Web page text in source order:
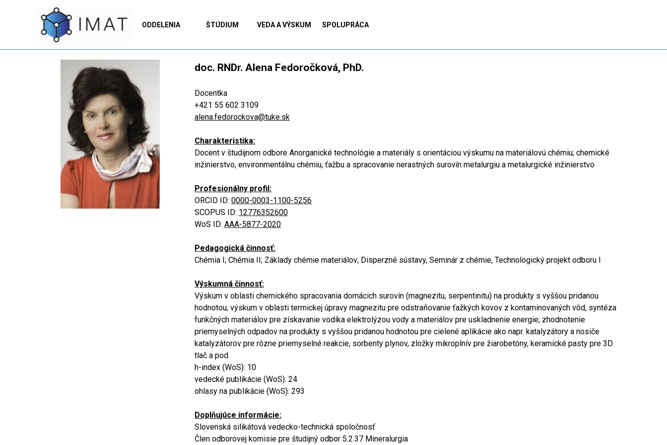
Preskočiť menu
IMAT ▼
ODDELENIA ŠTÚDIUM ▼
VEDA A VÝSKUM ▼
SPOLUPRÁCA
SK |EN
doc. RNDr. Alena Fedoročková, PhD.
Docentka
+421 55 602 3109
alena.fedorockova@tuke.sk
Charakteristika:
Docent v študijnom odbore Anorganické technológie a materiály s orientáciou výskumu na materiálovú chémiu; chemické
inžinierstvo, environmentálnu chémiu, ťažbu a spracovanie nerastných surovín metalurgiu a metalurgické inžinierstvo
Profesionálny profil:
ORCID ID: 0000-0003-1100-5256
SCOPUS ID: 12776352600
WoS ID: AAA-5877-2020
Pedagogická činnosť:
Chémia I; Chémia II; Základy chémie materiálov; Disperzné sústavy, Seminár z chémie, Technologický projekt odboru I
Výskumná činnosť:
Výskum v oblasti chemického spracovania domácich surovín (magnezitu, serpentinitu) na produkty s vyššou pridanou
hodnotou; výskum v oblasti termickej úpravy magnezitu pre odstraňovanie ťažkých kovov z kontaminovaných vôd, syntéza
funkčných materiálov pre získavanie vodíka elektrolýzou vody a materiálov pre uskladnenie energie; zhodnotenie
priemyselných odpadov na produkty s vyššou pridanou hodnotou pre cielené aplikácie ako napr. katalyzátory a nosiče
katalyzátorov pre rôzne priemyselné reakcie, sorbenty plynov, zložky mikroplnív pre žiarobetóny, keramické pasty pre 3D
tlač a pod.
h-index (WoS): 10
vedecké publikácie (WoS): 24
ohlasy na publikácie (WoS): 293
Doplňujúce informácie:
Slovenská silikátová vedecko-technická spoločnosť
Člen odborovej komisie pre študijný odbor 5.2.37 Mineralurgia